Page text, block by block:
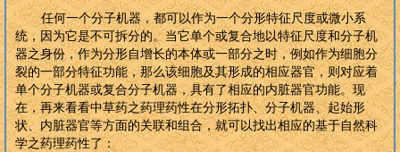
任何一个分子机器，都可以作为一个分形特征尺度或微小系
统，因为它是不可拆分的。当它单个或复合地以特征尺度和分子机
器之身份，作为分形自增长的本体或一部分之时，例如作为细胞分
裂的一部分特征功能，那么该细胞及其形成的相应器官，则对应着
单个分子机器或复合分子机器，具有了相应的内脏器官功能。现
在，再来看看中草药之药理药性在分形拓扑、分子机器、起始形
状、内脏器官等方面的关联和组合，就可以找出相应的基于自然科
学之药理药性了：